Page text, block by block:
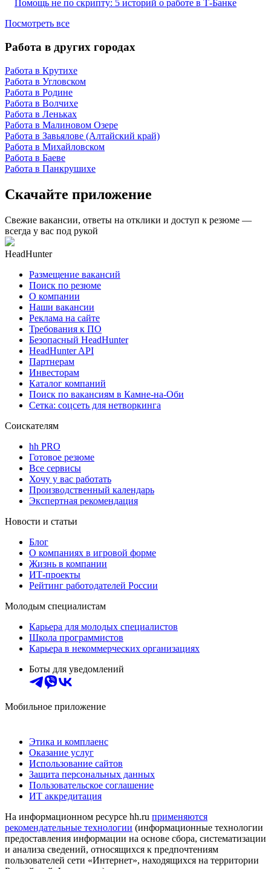
Помощь не по скрипту: 5 историй о работе в Т-Банке
Посмотреть все
Работа в других городах
Работа в Крутихе
Работа в Угловском
Работа в Родине
Работа в Волчихе
Работа в Леньках
Работа в Малиновом Озере
Работа в Завьялове (Алтайский край)
Работа в Михайловском
Работа в Баеве
Работа в Панкрушихе
Скачайте приложение
Свежие вакансии, ответы на отклики и доступ к резюме —
всегда у вас под рукой
HeadHunter
Размещение вакансий
Поиск по резюме
О компании
Наши вакансии
Реклама на сайте
Требования к ПО
Безопасный HeadHunter
HeadHunter API
Партнерам
Инвесторам
Каталог компаний
Поиск по вакансиям в Камне-на-Оби
Сетка: соцсеть для нетворкинга
Соискателям
hh PRO
Готовое резюме
Все сервисы
Хочу у вас работать
Производственный календарь
Экспертная рекомендация
Новости и статьи
Блог
О компаниях в игровой форме
Жизнь в компании
ИТ-проекты
Рейтинг работодателей России
Молодым специалистам
Карьера для молодых специалистов
Школа программистов
Карьера в некоммерческих организациях
Боты для уведомлений
Мобильное приложение
Этика и комплаенс
Оказание услуг
Использование сайтов
Защита персональных данных
Пользовательское соглашение
ИТ аккредитация
На информационном ресурсе hh.ru применяются
рекомендательные технологии (информационные технологии
предоставления информации на основе сбора, систематизации
и анализа сведений, относящихся к предпочтениям
пользователей сети «Интернет», находящихся на территории